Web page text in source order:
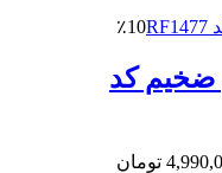
٪10
کد
قیمت اصلی: 4,990,000 تومان